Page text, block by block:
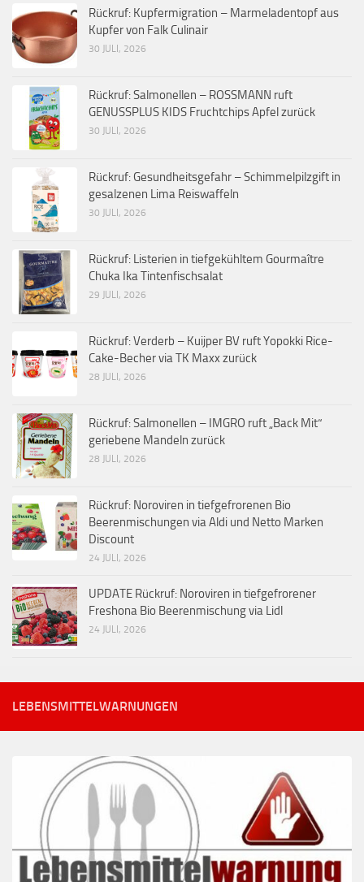
Rückruf: Kupfermigration – Marmeladentopf aus
Kupfer von Falk Culinair
30 JULI, 2026
Rückruf: Salmonellen – ROSSMANN ruft
GENUSSPLUS KIDS Fruchtchips Apfel zurück
30 JULI, 2026
Rückruf: Gesundheitsgefahr – Schimmelpilzgift in
gesalzenen Lima Reiswaffeln
30 JULI, 2026
Rückruf: Listerien in tiefgekühltem Gourmaître
Chuka Ika Tintenfischsalat
29 JULI, 2026
Rückruf: Verderb – Kuijper BV ruft Yopokki Rice-
Cake-Becher via TK Maxx zurück
28 JULI, 2026
Rückruf: Salmonellen – IMGRO ruft „Back Mit“
geriebene Mandeln zurück
28 JULI, 2026
Rückruf: Noroviren in tiefgefrorenen Bio
Beerenmischungen via Aldi und Netto Marken
Discount
24 JULI, 2026
UPDATE Rückruf: Noroviren in tiefgefrorener
Freshona Bio Beerenmischung via Lidl
24 JULI, 2026
LEBENSMITTELWARNUNGEN